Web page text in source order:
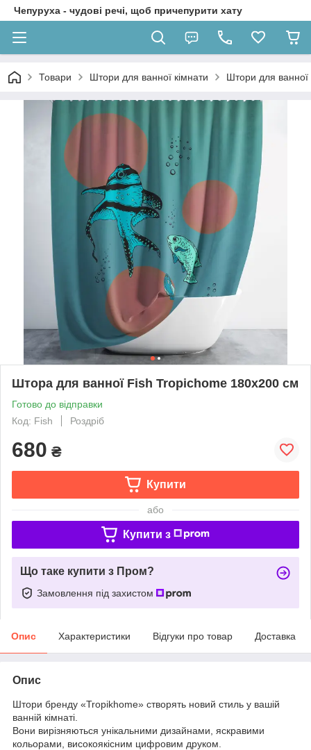
Чепуруха - чудовi речi, щоб причепурити хату
Товари Штори для ванної кімнати Штори для ванної
Штора для ванної Fish Tropichome 180x200 cм
Готово до відправки
Код: Fish
Роздріб
680 ₴
Купити
або
Купити з
Що таке купити з Пром?
Замовлення під захистом
Опис Характеристики Відгуки про товар Доставка
Опис
Штори бренду «Tropikhome» створять новий стиль у вашій
ванній кімнаті.
Вони вирізняються унікальними дизайнами, яскравими
кольорами, високоякісним цифровим друком.